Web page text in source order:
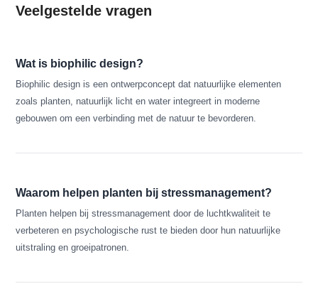
Veelgestelde vragen
Wat is biophilic design?
Biophilic design is een ontwerpconcept dat natuurlijke elementen
zoals planten, natuurlijk licht en water integreert in moderne
gebouwen om een verbinding met de natuur te bevorderen.
Waarom helpen planten bij stressmanagement?
Planten helpen bij stressmanagement door de luchtkwaliteit te
verbeteren en psychologische rust te bieden door hun natuurlijke
uitstraling en groeipatronen.